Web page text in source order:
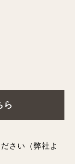
ら
さい（弊社よ